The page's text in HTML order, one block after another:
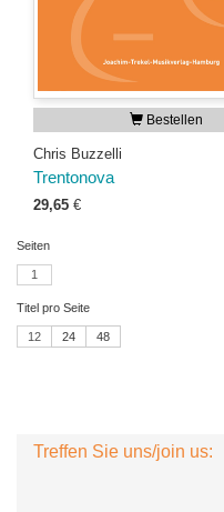
Bestellen
Chris Buzzelli
Trentonova
29,65 €
Seiten
1
Titel pro Seite
12 24 48
Treffen Sie uns/join us: